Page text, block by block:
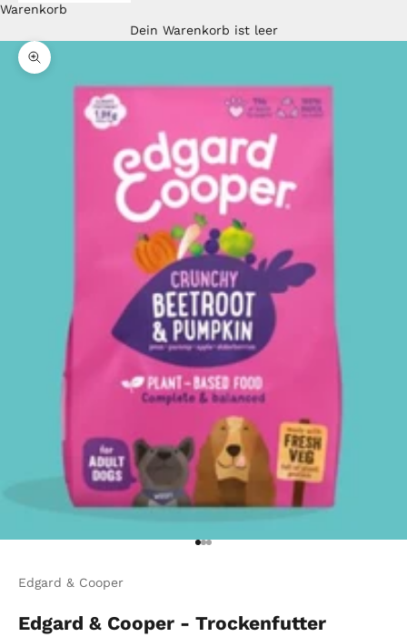
Warenkorb
Dein Warenkorb ist leer
Bild vergrößern
Gehe zu Element 1
Gehe zu Element 2
Gehe zu Element 3
Edgard & Cooper
Edgard & Cooper - Trockenfutter